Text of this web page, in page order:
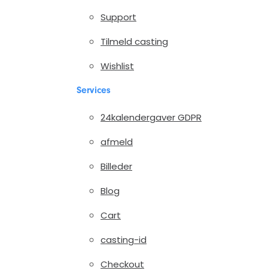
Support
Tilmeld casting
Wishlist
Services
24kalendergaver GDPR
afmeld
Billeder
Blog
Cart
casting-id
Checkout